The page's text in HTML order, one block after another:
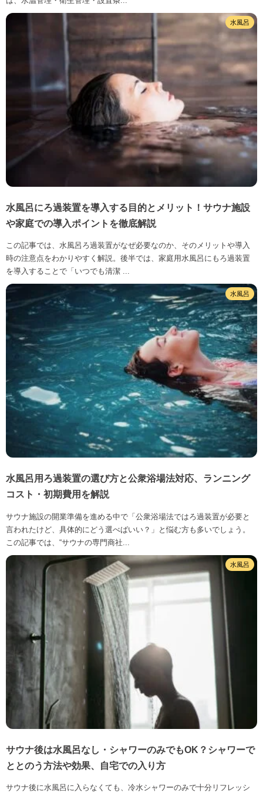
水風呂
水風呂にろ過装置を導入する目的とメリット！サウナ施設
や家庭での導入ポイントを徹底解説
この記事では、水風呂ろ過装置がなぜ必要なのか、そのメリットや導入
時の注意点をわかりやすく解説。後半では、家庭用水風呂にもろ過装置
を導入することで「いつでも清潔 ...
水風呂
水風呂用ろ過装置の選び方と公衆浴場法対応、ランニング
コスト・初期費用を解説
サウナ施設の開業準備を進める中で「公衆浴場法ではろ過装置が必要と
言われたけど、具体的にどう選べばいい？」と悩む方も多いでしょう。
この記事では、“サウナの専門商社...
水風呂
サウナ後は水風呂なし・シャワーのみでもOK？シャワーで
ととのう方法や効果、自宅での入り方
サウナ後に水風呂に入らなくても、冷水シャワーのみで十分リフレッシ